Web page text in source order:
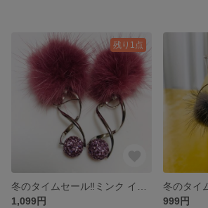
残り1点
1,099円
999円